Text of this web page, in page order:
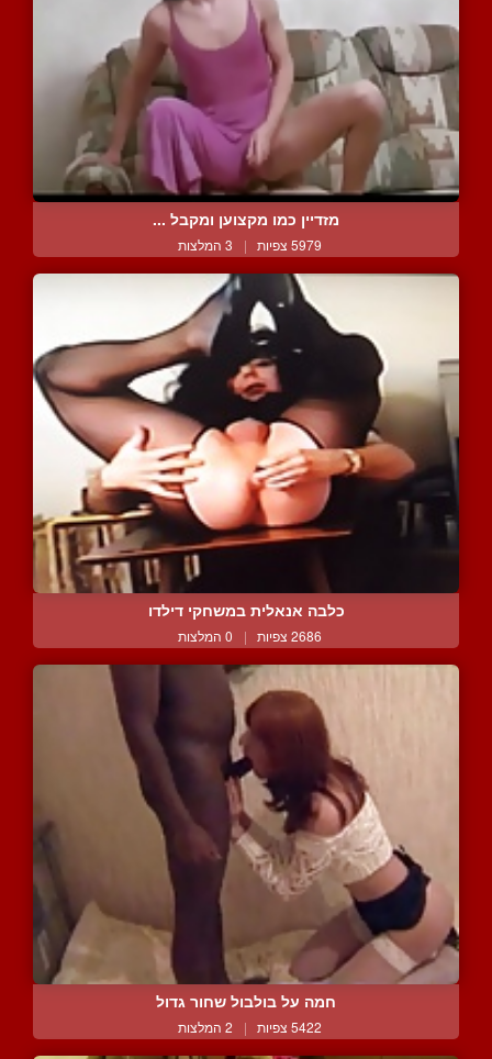
מזדיין כמו מקצוען ומקבל ...
5979 צפיות | 3 המלצות
כלבה אנאלית במשחקי דילדו
2686 צפיות | 0 המלצות
חמה על בולבול שחור גדול
5422 צפיות | 2 המלצות